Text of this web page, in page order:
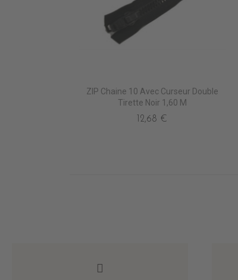
ZIP Chaine 10 Avec Curseur Double
Tirette Noir 1,60 M
12,68 €